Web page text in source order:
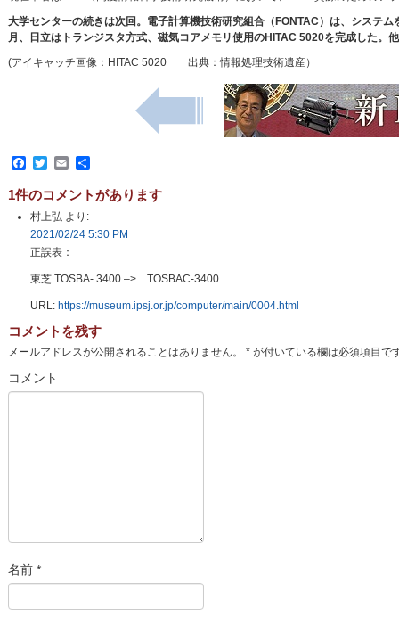
大学センターの続きは次回。電子計算機技術研究組合（FONTAC）は、システ
月、日立はトランジスタ方式、磁気コアメモリ使用のHITAC 5020を完成した。
(アイキャッチ画像：HITAC 5020 出典：情報処理技術遺産）
Facebook
TwitterEmail
共
1件のコメントがあります
村上弘 より:
2021/02/24 5:30 PM
正誤表：
東芝 TOSBA- 3400 –> TOSBAC-3400
URL: https://museum.ipsj.or.jp/computer/main/0004.html
コメントを残す
メールアドレスが公開されることはありません。 *が付いている欄は必須項目で
コメント
名前 *